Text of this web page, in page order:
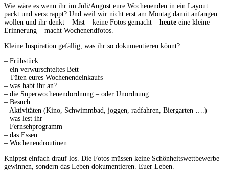
Wie wäre es wenn ihr im Juli/August eure Wochenenden in ein Layout
packt und verscrappt? Und weil wir nicht erst am Montag damit anfangen
wollen und ihr denkt – Mist – keine Fotos gemacht – heute eine kleine
Erinnerung – macht Wochenendfotos.
Kleine Inspiration gefällig, was ihr so dokumentieren könnt?
– Frühstück
– ein verwurschteltes Bett
– Tüten eures Wochenendeinkaufs
– was habt ihr an?
– die Superwochenendordnung – oder Unordnung
– Besuch
– Aktivitäten (Kino, Schwimmbad, joggen, radfahren, Biergarten ….)
– was lest ihr
– Fernsehprogramm
– das Essen
– Wochenendroutinen
Knippst einfach drauf los. Die Fotos müssen keine Schönheitswettbewerbe
gewinnen, sondern das Leben dokumentieren. Euer Leben.